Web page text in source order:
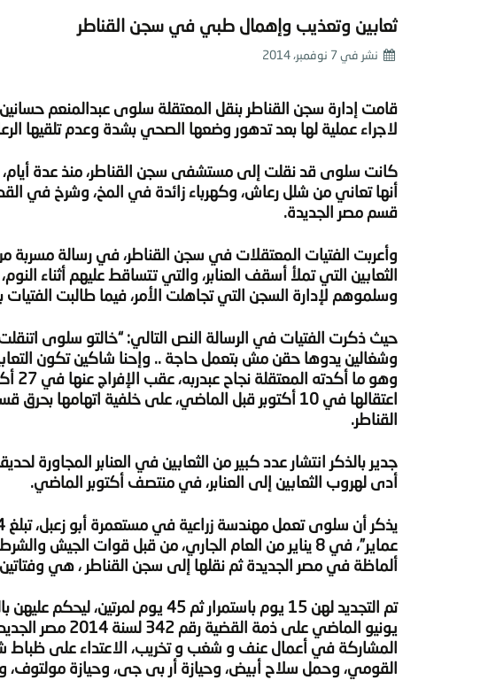
ثعابين وتعذيب وإهمال طبي في سجن القناطر
نشر في 7 نوفمبر، 2014
قامت إدارة سجن القناطر بنقل المعتقلة سلوى عبدالمنعم
لاجراء عملية لها بعد تدهور وضعها الصحي بشدة وعدم تلقيها
كانت سلوى قد نقلت إلى مستشفى سجن القناطر، منذ عدة أيام،
أنها تعاني من شلل رعاش، وكهرباء زائدة في المخ، وشرخ في
قسم مصر الجديدة.
وسلموهم لإدارة السجن التي تجاهلت الأمر، فيما طالبت الفتيات
حيث ذكرت الفتيات في الرسالة النص التالي: “خالتو سلوى
وشغالين يدوها حقن مش بتعمل حاجة .. وإحنا شاكين تكون
اعتقالها في 10 أكتوبر قبل الماضي، على خلفية
القناطر.
جدير بالذكر انتشار عدد كبير من الثعابين في العنابر المجاورة
أدى لهروب الثعابين إلى العنابر، في منتصف أكتوبر الماضي.
عماير”، في 8 يناير من العام الجاري، من قبل قوات
ألماظة في مصر الجديدة ثم نقلها إلى سجن القناطر ، هي
يونيو الماضي على
المشاركة في أعمال عنف و شغب و تخريب، الاعتداء على ظباط
القومي، وحمل سلاح أبيض، وحيازة أر بى جى، وحيازة مولتوف،